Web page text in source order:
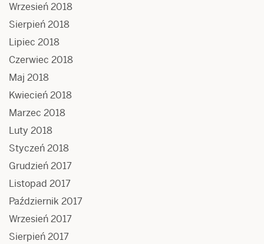
Wrzesień 2018
Sierpień 2018
Lipiec 2018
Czerwiec 2018
Maj 2018
Kwiecień 2018
Marzec 2018
Luty 2018
Styczeń 2018
Grudzień 2017
Listopad 2017
Październik 2017
Wrzesień 2017
Sierpień 2017